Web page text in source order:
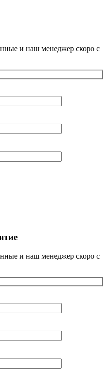
и наш менеджер скоро с
и наш менеджер скоро с